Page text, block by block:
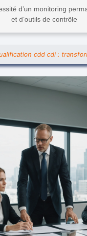
d’un monitoring
et d’outils de contrôle
cdd cdi :